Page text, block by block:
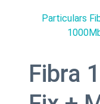
Particulars
Fibra